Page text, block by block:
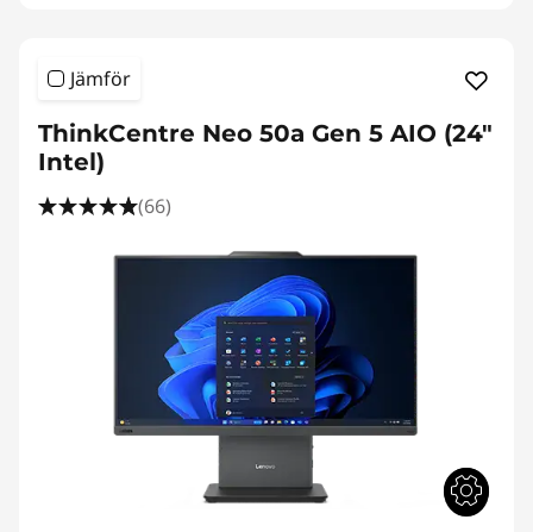
Jämför
ThinkCentre Neo 50a Gen 5 AIO (24"
Intel)
(66)